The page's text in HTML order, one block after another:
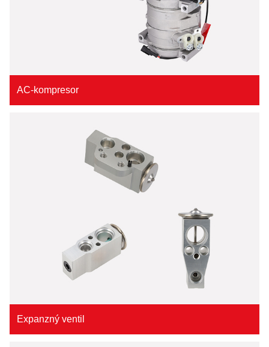
AC-kompresor
Expanzný ventil